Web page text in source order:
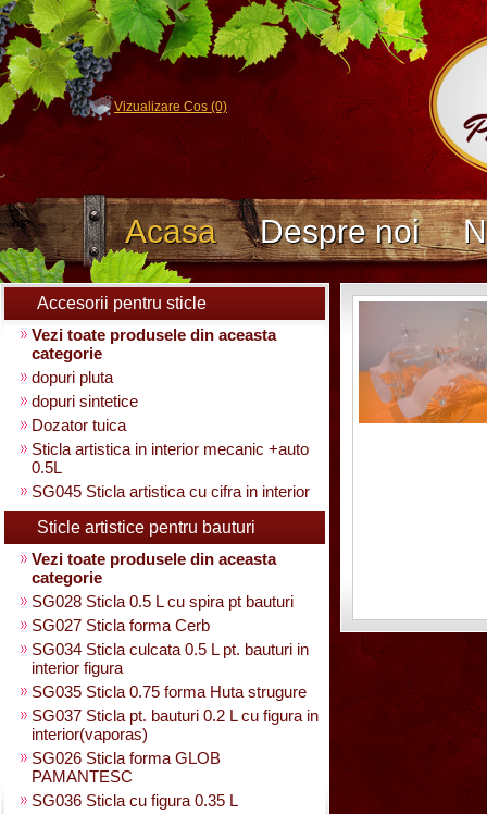
Vizualizare Cos (0)
Acasa Despre noi
Accesorii pentru sticle
Vezi toate produsele din aceasta
categorie
dopuri pluta
dopuri sintetice
Dozator tuica
Sticla artistica in interior mecanic +auto
0.5L
SG045 Sticla artistica cu cifra in interior
Sticle artistice pentru bauturi
Vezi toate produsele din aceasta
categorie
SG028 Sticla 0.5 L cu spira pt bauturi
SG027 Sticla forma Cerb
SG034 Sticla culcata 0.5 L pt. bauturi in
interior figura
SG035 Sticla 0.75 forma Huta strugure
SG037 Sticla pt. bauturi 0.2 L cu figura in
interior(vaporas)
SG026 Sticla forma GLOB
PAMANTESC
SG036 Sticla cu figura 0.35 L